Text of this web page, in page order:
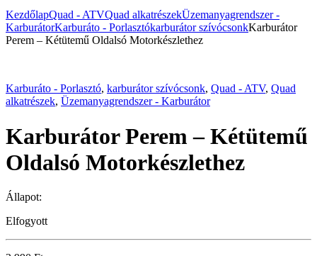
KezdőlapQuad - ATVQuad alkatrészekÜzemanyagrendszer -
KarburátorKarburáto - Porlasztókarburátor szívócsonkKarburátor
Perem – Kétütemű Oldalsó Motorkészlethez
Karburáto - Porlasztó, karburátor szívócsonk, Quad - ATV, Quad
alkatrészek, Üzemanyagrendszer - Karburátor
Karburátor Perem – Kétütemű
Oldalsó Motorkészlethez
Állapot:
Elfogyott